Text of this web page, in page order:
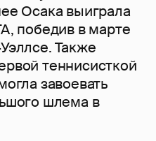
Осака выиграла
победив в марте
Также
теннисисткой
завоевать
шлема в